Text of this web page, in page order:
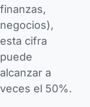
finanzas,
negocios),
esta cifra
puede
alcanzar a
veces el 50%.